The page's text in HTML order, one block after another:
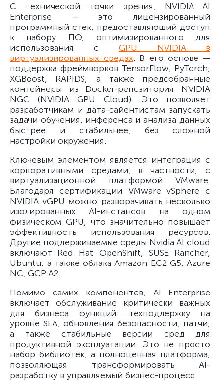
С технической точки зрения, NVIDIA AI
Enterprise — это лицензированный
программный стек, предоставляющий доступ
к набору ПО, оптимизированного для
использования с GPU NVIDIA в
виртуализированных средах. В его основе —
поддержка фреймворков TensorFlow, PyTorch,
XGBoost, RAPIDS, а также предсобранные
контейнеры из Docker-репозитория NVIDIA
NGC (NVIDIA GPU Cloud). Это позволяет
разработчикам и дата-сайентистам запускать
задачи обучения, инференса и анализа данных
быстрее и стабильнее, без сложной
настройки окружения.
Ключевым элементом является интеграция с
корпоративными средами, в частности, с
виртуализационной платформой VMware.
Благодаря сертификации VMware vSphere с
NVIDIA vGPU можно разворачивать несколько
изолированных AI-инстансов на одном
физическом GPU, что значительно повышает
эффективность использования ресурсов.
Другие поддерживаемые среды Nvidia AI cloud
включают Red Hat OpenShift, SUSE Rancher,
Ubuntu, а также облака Amazon EC2 G5, Azure
NC, GCP A2.
Помимо самих компонентов, AI Enterprise
включает обслуживание критически важных
для бизнеса функций: техподдержку на
уровне SLA, обновления безопасности, патчи,
а также стабильные версии сред для
продуктивной эксплуатации. Это не просто
набор библиотек, а полноценная платформа,
позволяющая трансформировать AI-
разработку в управляемый бизнес-процесс.